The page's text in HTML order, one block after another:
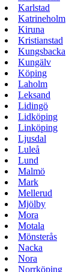
Karlstad
Katrineholm
Kiruna
Kristianstad
Kungsbacka
Kungälv
Köping
Laholm
Leksand
Lidingö
Lidköping
Linköping
Ljusdal
Luleå
Lund
Malmö
Mark
Mellerud
Mjölby
Mora
Motala
Mönsterås
Nacka
Nora
Norrköping